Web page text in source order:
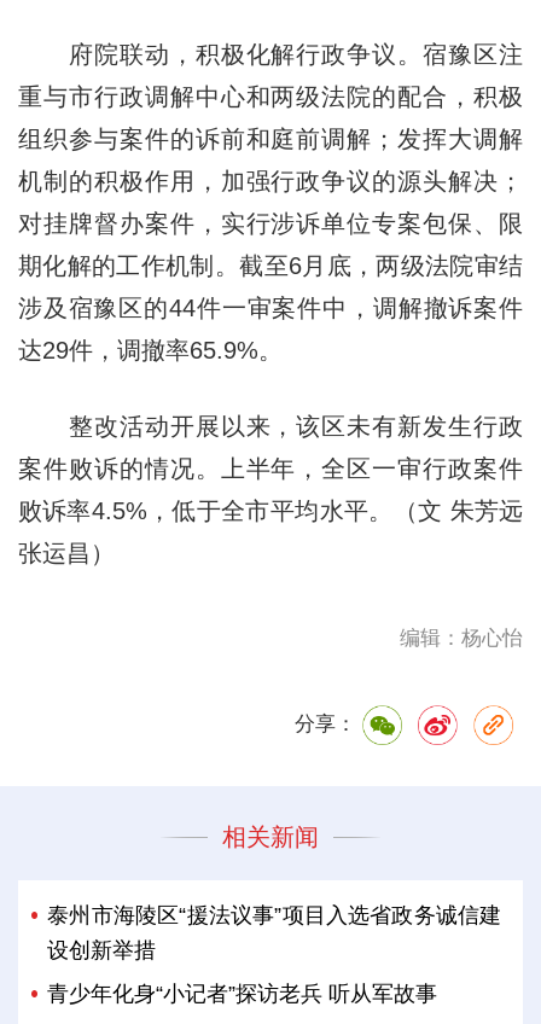
府院联动，积极化解行政争议。宿豫区注
重与市行政调解中心和两级法院的配合，积极
组织参与案件的诉前和庭前调解；发挥大调解
机制的积极作用，加强行政争议的源头解决；
对挂牌督办案件，实行涉诉单位专案包保、限
期化解的工作机制。截至6月底，两级法院审结
涉及宿豫区的44件一审案件中，调解撤诉案件
达29件，调撤率65.9%。
整改活动开展以来，该区未有新发生行政
案件败诉的情况。上半年，全区一审行政案件
败诉率4.5%，低于全市平均水平。（文 朱芳远
张运昌）
编辑：杨心怡
分享：
相关新闻
泰州市海陵区“援法议事”项目入选省政务诚信建
设创新举措
青少年化身“小记者”探访老兵 听从军故事